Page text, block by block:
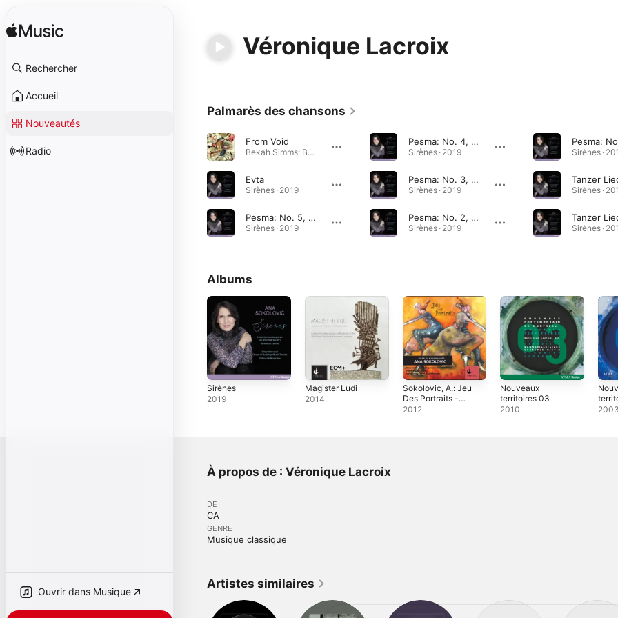
Rechercher
Accueil
Nouveautés
Radio
Ouvrir dans Musique
Véronique Lacroix
Palmarès des chansons
From Void
Bekah Simms: Bestiaries · 2022
Evta
Sirènes · 2019
Pesma: No. 5, Lagu
Sirènes · 2019
Pesma: No. 4, Bironda
Sirènes · 2019
Pesma: No. 3, Chanson
Sirènes · 2019
Pesma: No. 2, Ughniyya
Sirènes · 2019
Sirènes ·
Sirènes ·
Sirènes ·
Albums
Sirènes
2019
Magister Ludi
2014
Sokolovic, A.: Jeu
Des Portraits -
Ciaccona - 5
2012
Nouveaux
territoires 03
2010
2003
À propos de : Véronique Lacroix
DE
CA
GENRE
Musique classique
Artistes similaires